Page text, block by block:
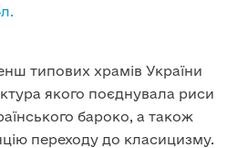
типових храмів України
якого поєднувала риси
бароко, а також
переходу до класицизму.